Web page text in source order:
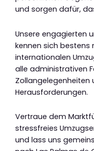
und sorgen dafür,
Unsere engagierten
kennen sich bestens
internationalen
alle administrativen
Zollangelegenheiten
Herausforderungen.
Vertraue dem
stressfreies
und lass uns